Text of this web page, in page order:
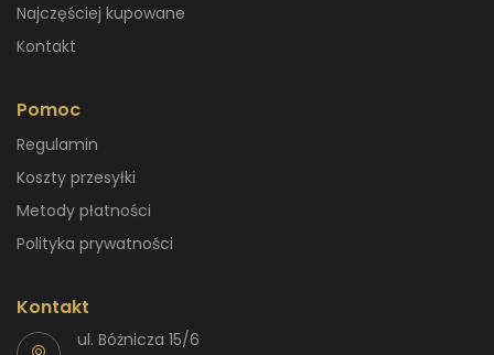
Najczęściej kupowane
Kontakt
Pomoc
Regulamin
Koszty przesyłki
Metody płatności
Polityka prywatności
Kontakt
ul. Bóżnicza 15/6